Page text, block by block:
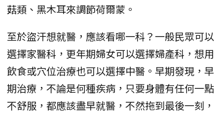
菇類、黑木耳來調節荷爾蒙。
至於盜汗想就醫，應該看哪一科？一般民眾可以
選擇家醫科，更年期婦女可以選擇婦產科，想用
飲食或穴位治療也可以選擇中醫。早期發現，早
期治療，不論是何種疾病，只要身體有任何一點
不舒服，都應該盡早就醫，不然拖到最後一刻，